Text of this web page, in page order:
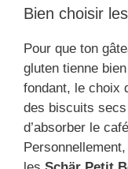
Bien choisir
Pour que ton
gluten tienne
fondant, le choix
des biscuits
d’absorber le